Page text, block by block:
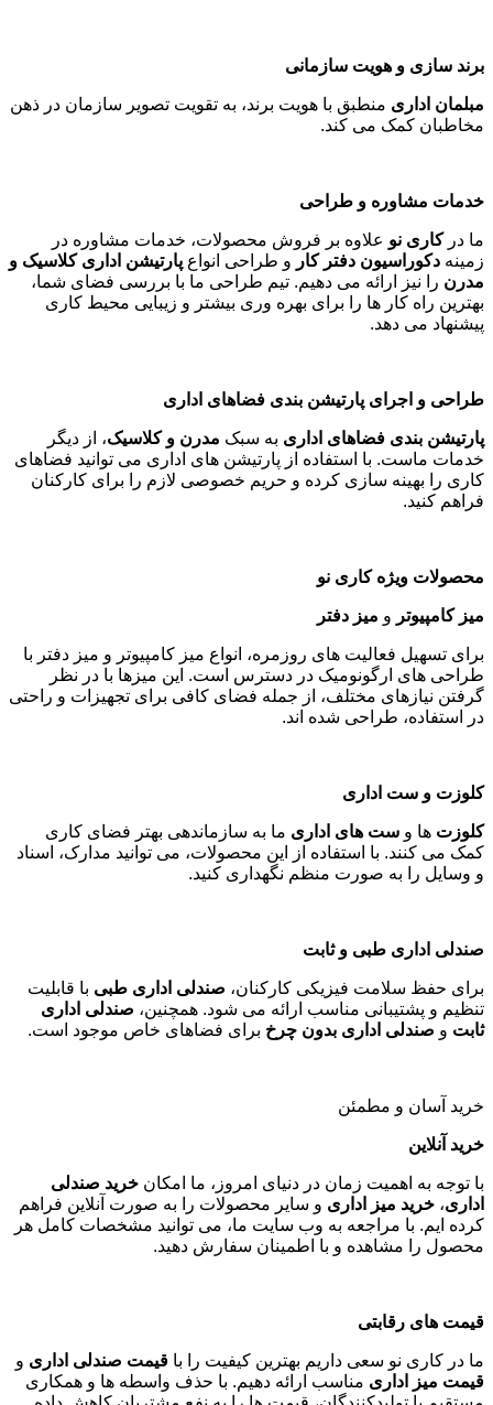
برند سازی و هویت سازمانی
مبلمان اداری منطبق با هویت برند، به تقویت تصویر سازمان در ذهن
مخاطبان کمک می کند.
خدمات مشاوره و طراحی
ما درکاری نو علاوه بر فروش محصولات، خدمات مشاوره در
زمینه دکوراسیون دفتر کار و طراحی انواع پارتیشن اداری کلاسیک و
مدرن را نیز ارائه می دهیم. تیم طراحی ما با بررسی فضای شما،
بهترین راه کار ها را برای بهره وری بیشتر و زیبایی محیط کاری
پیشنهاد می دهد.
طراحی و اجرای پارتیشن بندی فضاهای اداری
پارتیشن بندی فضاهای اداری به سبک مدرن و کلاسیک، از دیگر
خدمات ماست. با استفاده از پارتیشن های اداری می توانید فضاهای
کاری را بهینه سازی کرده و حریم خصوصی لازم را برای کارکنان
فراهم کنید.
محصولات ویژه کاری نو
میز کامپیوتر و میز دفتر
برای تسهیل فعالیت های روزمره، انواع میز کامپیوتر و میز دفتر با
طراحی های ارگونومیک در دسترس است. این میزها با در نظر
گرفتن نیازهای مختلف، از جمله فضای کافی برای تجهیزات و راحتی
در استفاده، طراحی شده اند.
کلوزت و ست اداری
کلوزت ها و ست های اداری ما به سازماندهی بهتر فضای کاری
کمک می کنند. با استفاده از این محصولات، می توانید مدارک، اسناد
و وسایل را به صورت منظم نگهداری کنید.
صندلی اداری طبی و ثابت
برای حفظ سلامت فیزیکی کارکنان، صندلی اداری طبی با قابلیت
تنظیم و پشتیبانی مناسب ارائه می شود. همچنین، صندلی اداری
ثابت و صندلی اداری بدون چرخ برای فضاهای خاص موجود است.
خرید آسان و مطمئن
خرید آنلاین
با توجه به اهمیت زمان در دنیای امروز، ما امکان خرید صندلی
اداری، خرید میز اداری و سایر محصولات را به صورت آنلاین فراهم
کرده ایم. با مراجعه به وب سایت ما، می توانید مشخصات کامل هر
محصول را مشاهده و با اطمینان سفارش دهید.
قیمت های رقابتی
ما در کاری نو سعی داریم بهترین کیفیت را با قیمت صندلی اداری و
قیمت میز اداری مناسب ارائه دهیم. با حذف واسطه ها و همکاری